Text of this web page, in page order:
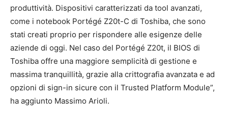
produttività. Dispositivi caratterizzati da tool avanzati,
come i notebook Portégé Z20t-C di Toshiba, che sono
stati creati proprio per rispondere alle esigenze delle
aziende di oggi. Nel caso del Portégé Z20t, il BIOS di
Toshiba offre una maggiore semplicità di gestione e
massima tranquillità, grazie alla crittografia avanzata e ad
opzioni di sign-in sicure con il Trusted Platform Module”,
ha aggiunto Massimo Arioli.